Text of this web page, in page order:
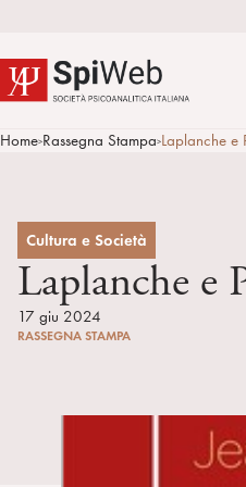
Home>Rassegna Stampa>Laplanche
Cultura e Società
Laplanche e
17 giu 2024
RASSEGNA STAMPA